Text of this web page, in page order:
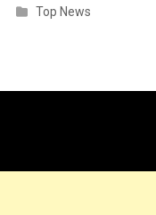
Top News